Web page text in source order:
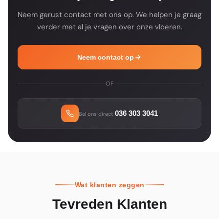
Neem gerust contact met ons op. We helpen je graag
verder met al je vragen over onze vloeren.
Neem contact op
OF
Bel ons direct 036 303 3041
Wat klanten zeggen
Tevreden Klanten